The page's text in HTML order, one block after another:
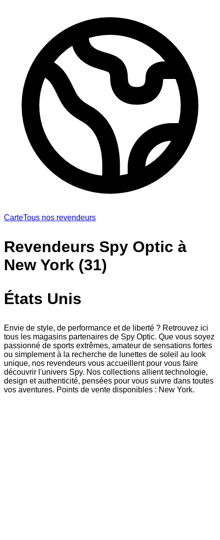
CarteTous nos revendeurs
Revendeurs Spy Optic à
New York (31)
États Unis
Envie de style, de performance et de liberté ? Retrouvez ici
tous les magasins partenaires de Spy Optic. Que vous soyez
passionné de sports extrêmes, amateur de sensations fortes
ou simplement à la recherche de lunettes de soleil au look
unique, nos revendeurs vous accueillent pour vous faire
découvrir l'univers Spy. Nos collections allient technologie,
design et authenticité, pensées pour vous suivre dans toutes
vos aventures. Points de vente disponibles : New York.